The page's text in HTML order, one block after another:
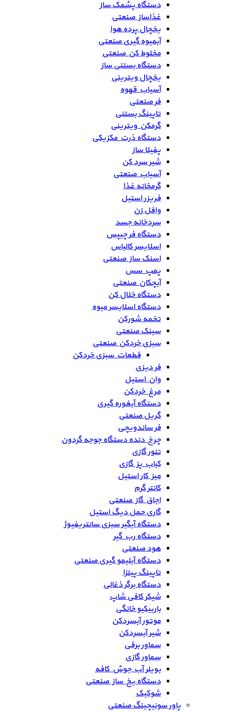
دستگاه پشمک ساز
غذاساز صنعتی
یخچال پرده هوا
آبمیوه گیری صنعتی
مخلوط کن صنعتی
دستگاه بستنی ساز
یخچال ویترینی
آسیاب قهوه
فر صنعتی
تاپینگ بستنی
گرمکن ویترینی
دستگاه ذرت مکزیکی
پفیلا ساز
شیر سرد کن
آسیاب صنعتی
گرمخانه غذا
فریزر استیل
وافل زن
سردخانه جسد
دستگاه فر چیپس
اسلایسر کالباس
اسنک ساز صنعتی
پمپ سس
آبچکان صنعتی
دستگاه خلال کن
دستگاه اسلایسر میوه
تخمه شورکن
سینک صنعتی
سبزی خردکن صنعتی
قطعات سبزی خردکن
فر دیزی
وان استیل
مرغ خردکن
دستگاه آبغوره گیری
گریل صنعتی
فر ساندویچی
چرخ دنده دستگاه جوجه گردون
تنور گازی
کباب پز گازی
میز کار استیل
کانتر گرم
اجاق گاز صنعتی
گاری حمل دیگ استیل
دستگاه آبگیر سبزی سانتریفیوژ
دستگاه رب گیر
هود صنعتی
دستگاه آبلیمو گیری صنعتی
تاپینگ پیتزا
دستگاه برگر ذغالی
شیکر کافی شاپ
باربیکیو خانگی
موتور آبسردکن
شیر آبسردکن
سماور برقی
سماور گازی
بویلر آب جوش کافه
دستگاه یخ ساز صنعتی
شوکیک
پاور سوئیچینگ صنعتی